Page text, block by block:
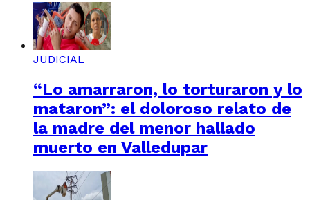
JUDICIAL
“Lo amarraron, lo torturaron y lo
mataron”: el doloroso relato de
la madre del menor hallado
muerto en Valledupar